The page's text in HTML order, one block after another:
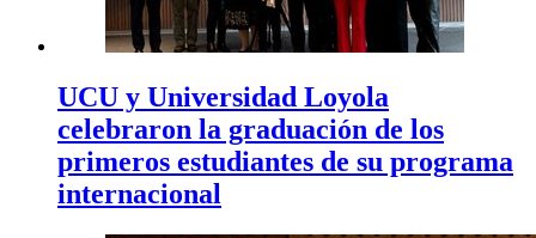
UCU y Universidad Loyola
celebraron la graduación de los
primeros estudiantes de su programa
internacional